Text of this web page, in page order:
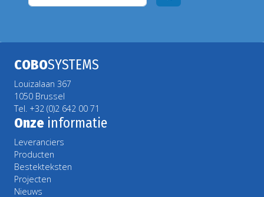
COBOSYSTEMS
Louizalaan 367
1050 Brussel
Tel. +32 (0)2 642 00 71
Onze informatie
Leveranciers
Producten
Bestekteksten
Projecten
Nieuws